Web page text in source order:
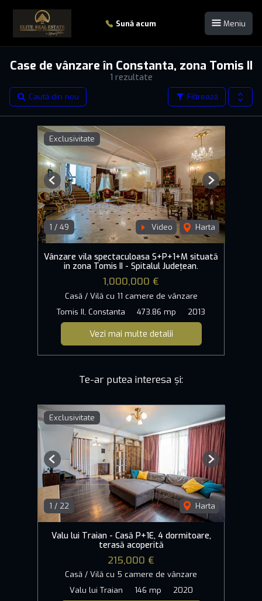
Sună acum Meniu
1 rezultate
Case de vânzare în Constanta, zona Tomis II
Filtrează
Caută din nou
Exclusivitate
1 / 49 Video Harta
Previous Next
Vânzare vila spectaculoasa S+P+1+M situată
in zona Tomis II - Spitalul Județean.
1,000,000 €
Casă / Vilă cu 11 camere de vânzare
Tomis II, Constanta
473.86 mp 2013
Vezi mai multe detalii
Te-ar putea interesa și:
Exclusivitate
1 / 22 Harta
Previous Next
Valu lui Traian - Casă P+1E, 4 dormitoare,
terasă acoperită
215,000 €
Casă / Vilă cu 5 camere de vânzare
Valu lui Traian
146 mp 2020